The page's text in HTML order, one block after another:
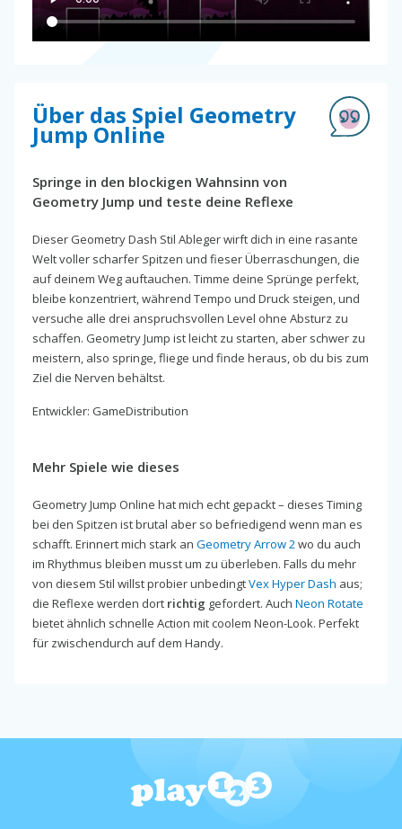
Über das Spiel Geometry
Jump Online
Springe in den blockigen Wahnsinn von
Geometry Jump und teste deine Reflexe
Dieser Geometry Dash Stil Ableger wirft dich in eine rasante
Welt voller scharfer Spitzen und fieser Überraschungen, die
auf deinem Weg auftauchen. Timme deine Sprünge perfekt,
bleibe konzentriert, während Tempo und Druck steigen, und
versuche alle drei anspruchsvollen Level ohne Absturz zu
schaffen. Geometry Jump ist leicht zu starten, aber schwer zu
meistern, also springe, fliege und finde heraus, ob du bis zum
Ziel die Nerven behältst.
Entwickler: GameDistribution
Mehr Spiele wie dieses
Geometry Jump Online hat mich echt gepackt – dieses Timing
bei den Spitzen ist brutal aber so befriedigend wenn man es
schafft. Erinnert mich stark an Geometry Arrow 2wo du auch
im Rhythmus bleiben musst um zu überleben. Falls du mehr
von diesem Stil willst probier unbedingtVex Hyper Dash aus;
die Reflexe werden dort richtig gefordert. Auch Neon Rotate
bietet ähnlich schnelle Action mit coolem Neon-Look. Perfekt
für zwischendurch auf dem Handy.